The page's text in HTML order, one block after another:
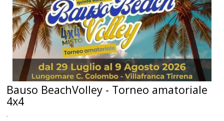
Bauso BeachVolley - Torneo amatoriale
4x4
.